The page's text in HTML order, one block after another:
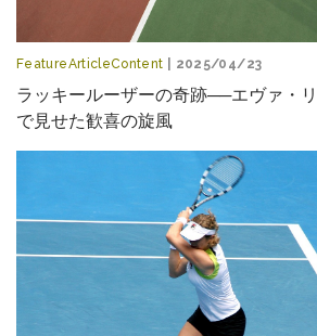
FeatureArticleContent | 2025/04/23
ラッキールーザーの奇跡──エヴァ・
で見せた歓喜の旋風